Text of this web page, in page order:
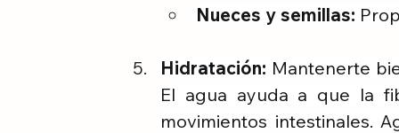
Nueces y semillas:
Hidratación: Mantenerte
El agua ayuda a que la
movimientos intestinales.